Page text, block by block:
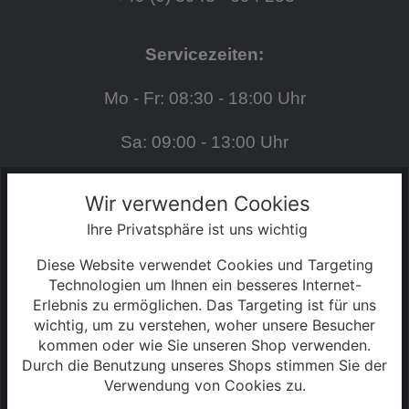
Servicezeiten:
Mo - Fr: 08:30 - 18:00 Uhr
Sa: 09:00 - 13:00 Uhr
S2 - 2025
SERVICE
Kontakt
Warenkorb
Konto
Wir verwenden Cookies
Ihre Privatsphäre ist uns wichtig
Diese Website verwendet Cookies und Targeting
Technologien um Ihnen ein besseres Internet-
Erlebnis zu ermöglichen. Das Targeting ist für uns
wichtig, um zu verstehen, woher unsere Besucher
kommen oder wie Sie unseren Shop verwenden.
Durch die Benutzung unseres Shops stimmen Sie der
Verwendung von Cookies zu.